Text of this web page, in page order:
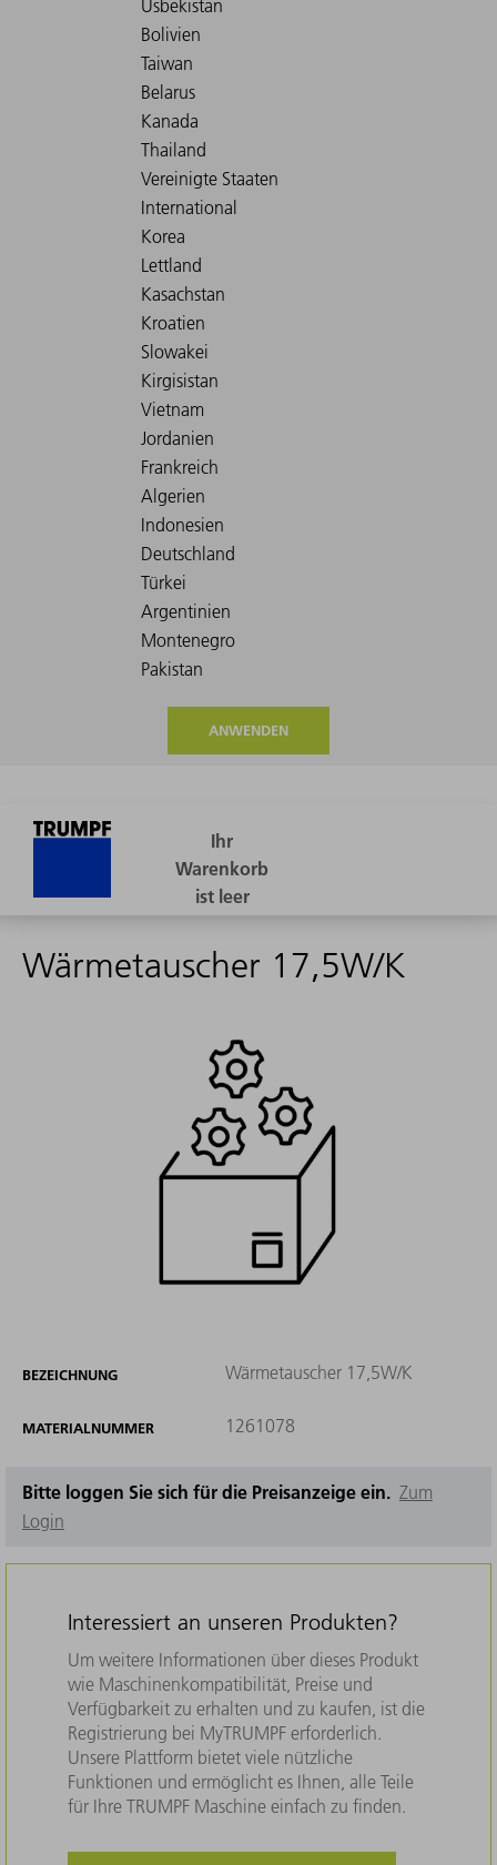
ANWENDEN
Wärmetauscher 17,5W/K
BEZEICHNUNG Wärmetauscher 17,5W/K
MATERIALNUMMER 1261078
Bitte loggen Sie sich für die Preisanzeige ein. Zum
Login
Interessiert an unseren Produkten?
Um weitere Informationen über dieses Produkt
wie Maschinenkompatibilität, Preise und
Verfügbarkeit zu erhalten und zu kaufen, ist die
Registrierung bei MyTRUMPF erforderlich.
Unsere Plattform bietet viele nützliche
Funktionen und ermöglicht es Ihnen, alle Teile
für Ihre TRUMPF Maschine einfach zu finden.